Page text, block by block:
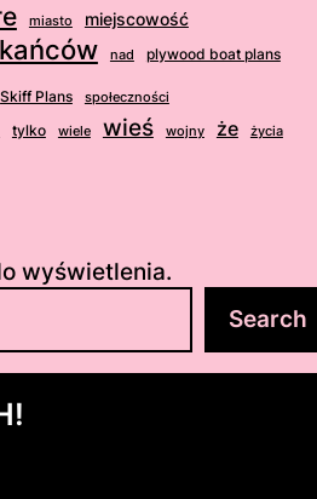
miasto miejscowość
nad plywood boat plans
Skiff Plans społeczności
tylko wiele wieś wojny że życia
wyświetlenia.
Search